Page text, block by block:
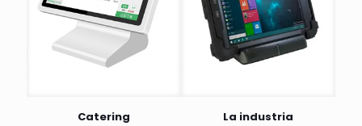
Catering La industria